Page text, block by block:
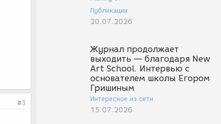
Публикации
20.07.2026
Журнал продолжает
выходить — благодаря New
Art School. Интервью с
основателем школы Егором
Гришиным
Интересное из сети
15.07.2026
#3